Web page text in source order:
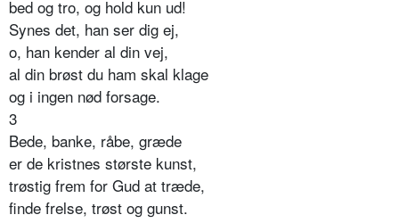
bed og tro, og hold kun ud!
Synes det, han ser dig ej,
o, han kender al din vej,
al din brøst du ham skal klage
og i ingen nød forsage.
3
Bede, banke, råbe, græde
er de kristnes største kunst,
trøstig frem for Gud at træde,
finde frelse, trøst og gunst.